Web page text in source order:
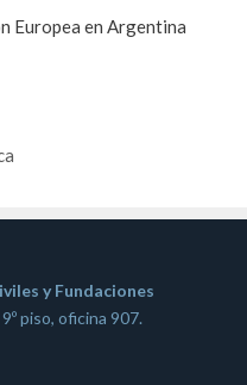
Europea en Argentina
y Fundaciones
piso, oficina 907.